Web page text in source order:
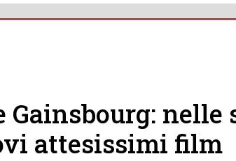
Gainsbourg: nelle
attesissimi film